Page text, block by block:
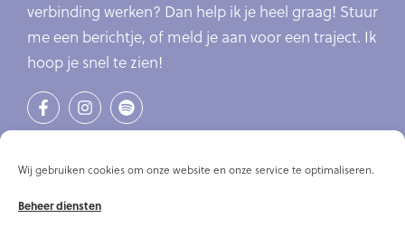
Wij gebruiken cookies om onze website en onze service te optimaliseren.
Beheer diensten
verbinding werken? Dan help ik je heel graag! Stuur
me een berichtje, of meld je aan voor een traject. Ik
hoop je snel te zien!
Links
Online cursus verlatingsangst
Online cursussen